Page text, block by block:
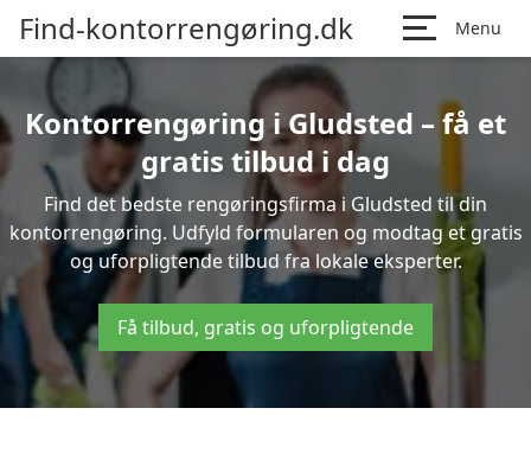
Find-kontorrengøring.dk Menu
Kontorrengøring i Gludsted – få et
gratis tilbud i dag
Find det bedste rengøringsfirma i Gludsted til din
kontorrengøring. Udfyld formularen og modtag et gratis
og uforpligtende tilbud fra lokale eksperter.
Få tilbud, gratis og uforpligtende